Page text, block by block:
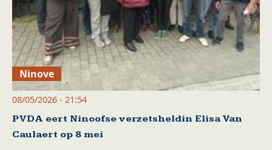
Ninove
08/05/2026 - 21:54
PVDA eert Ninoofse verzetsheldin Elisa Van
Caulaert op 8 mei